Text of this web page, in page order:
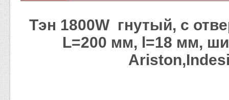
Тэн 1800W гнутый, с
L=200 мм, l=18 мм,